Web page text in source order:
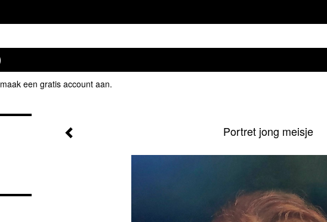
maak een gratis account aan.
Portret jong meisje